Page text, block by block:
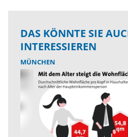
DAS KÖNNTE SIE
INTERESSIEREN
MÜNCHEN